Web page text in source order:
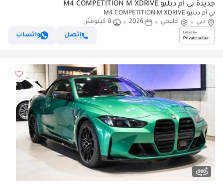
جديدة بي أم دبليو M4 COMPETITION M XDRIVE
بي أم دبليو M4 COMPETITION M XDRIVE
دبي
خليجي 2026
0 كيلومتر
إتصل
واتساب